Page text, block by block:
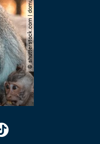
© shutterstock.com | domuephoto